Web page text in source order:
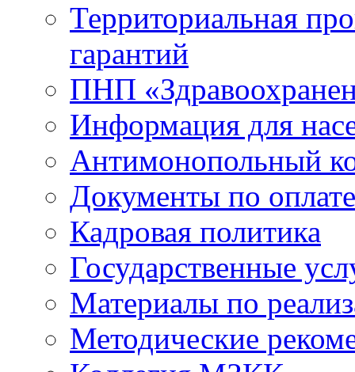
Территориальная
гарантий
ПНП
Информация для
Антимонопольный
Документы по
Кадровая политика
Государственные
Материалы по
Методические